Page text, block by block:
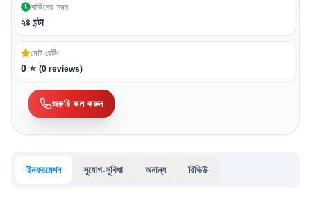
সার্ভিসের সময়
২৪ ঘন্টা
মোট রেটিং
0 ⭐ (0 reviews)
জরুরি কল করুন
ইনফরমেশন সুযোগ-সুবিধা অনান্য রিভিউ